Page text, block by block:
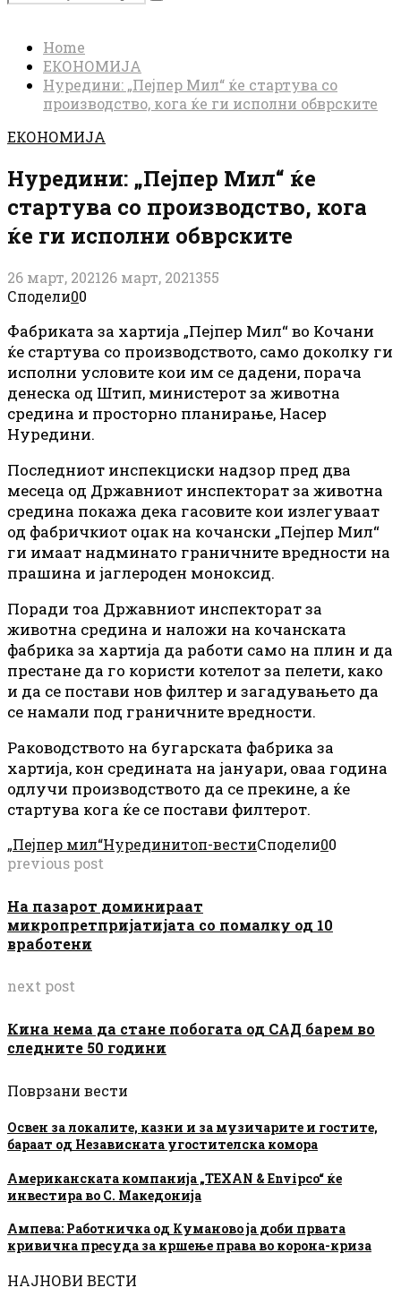
for:
Search
Home
ЕКОНОМИЈА
Нуредини: „Пејпер Мил“ ќе стартува со
производство, кога ќе ги исполни обврските
ЕКОНОМИЈА
Нуредини: „Пејпер Мил“ ќе
стартува со производство, кога
ќе ги исполни обврските
26 март, 202126 март, 2021355
Сподели00
Фабриката за хартија „Пејпер Мил“ во Кочани
ќе стартува со производството, само доколку ги
исполни условите кои им се дадени, порача
денеска од Штип, министерот за животна
средина и просторно планирање, Насер
Нуредини.
Последниот инспекциски надзор пред два
месеца од Државниот инспекторат за животна
средина покажа дека гасовите кои излегуваат
од фабричкиот оџак на кочански „Пејпер Мил“
ги имаат надминато граничните вредности на
прашина и јаглероден моноксид.
Поради тоа Државниот инспекторат за
животна средина и наложи на кочанската
фабрика за хартија да работи само на плин и да
престане да го користи котелот за пелети, како
и да се постави нов филтер и загадувањето да
се намали под граничните вредности.
Раководството на бугарската фабрика за
хартија, кон средината на јануари, оваа година
одлучи производството да се прекине, а ќе
стартува кога ќе се постави филтерот.
„Пејпер мил“Нурединитоп-вестиСподели00
previous post
На пазарот доминираат
микропретпријатијата со помалку од 10
вработени
next post
Кина нема да стане побогата од САД барем во
следните 50 години
Поврзани вести
Освен за локалите, казни и за музичарите и гостите,
бараат од Независната угостителска комора
Американската компанија „TEXAN & Envipco“ ќе
инвестира во С. Македонија
Ампева: Работничка од Куманово ја доби првата
кривична пресуда за кршење права во корона-криза
НАЈНОВИ ВЕСТИ